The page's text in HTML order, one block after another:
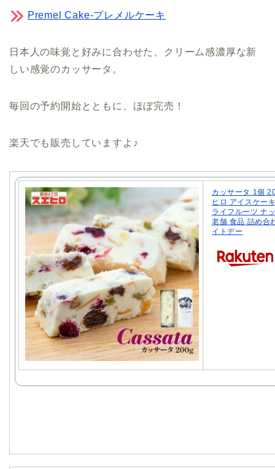
Premel Cake-プレメルケーキ
日本人の味覚と好みに合わせた、クリーム感濃厚な新
しい感覚のカッサータ。
毎回の予約開始とともに、ほぼ完売！
楽天でも販売していますよ♪
カッサータ 1個
ヒロ アイスケー
ライフルーツ ナ
老舗 食品 詰め合
イトデー